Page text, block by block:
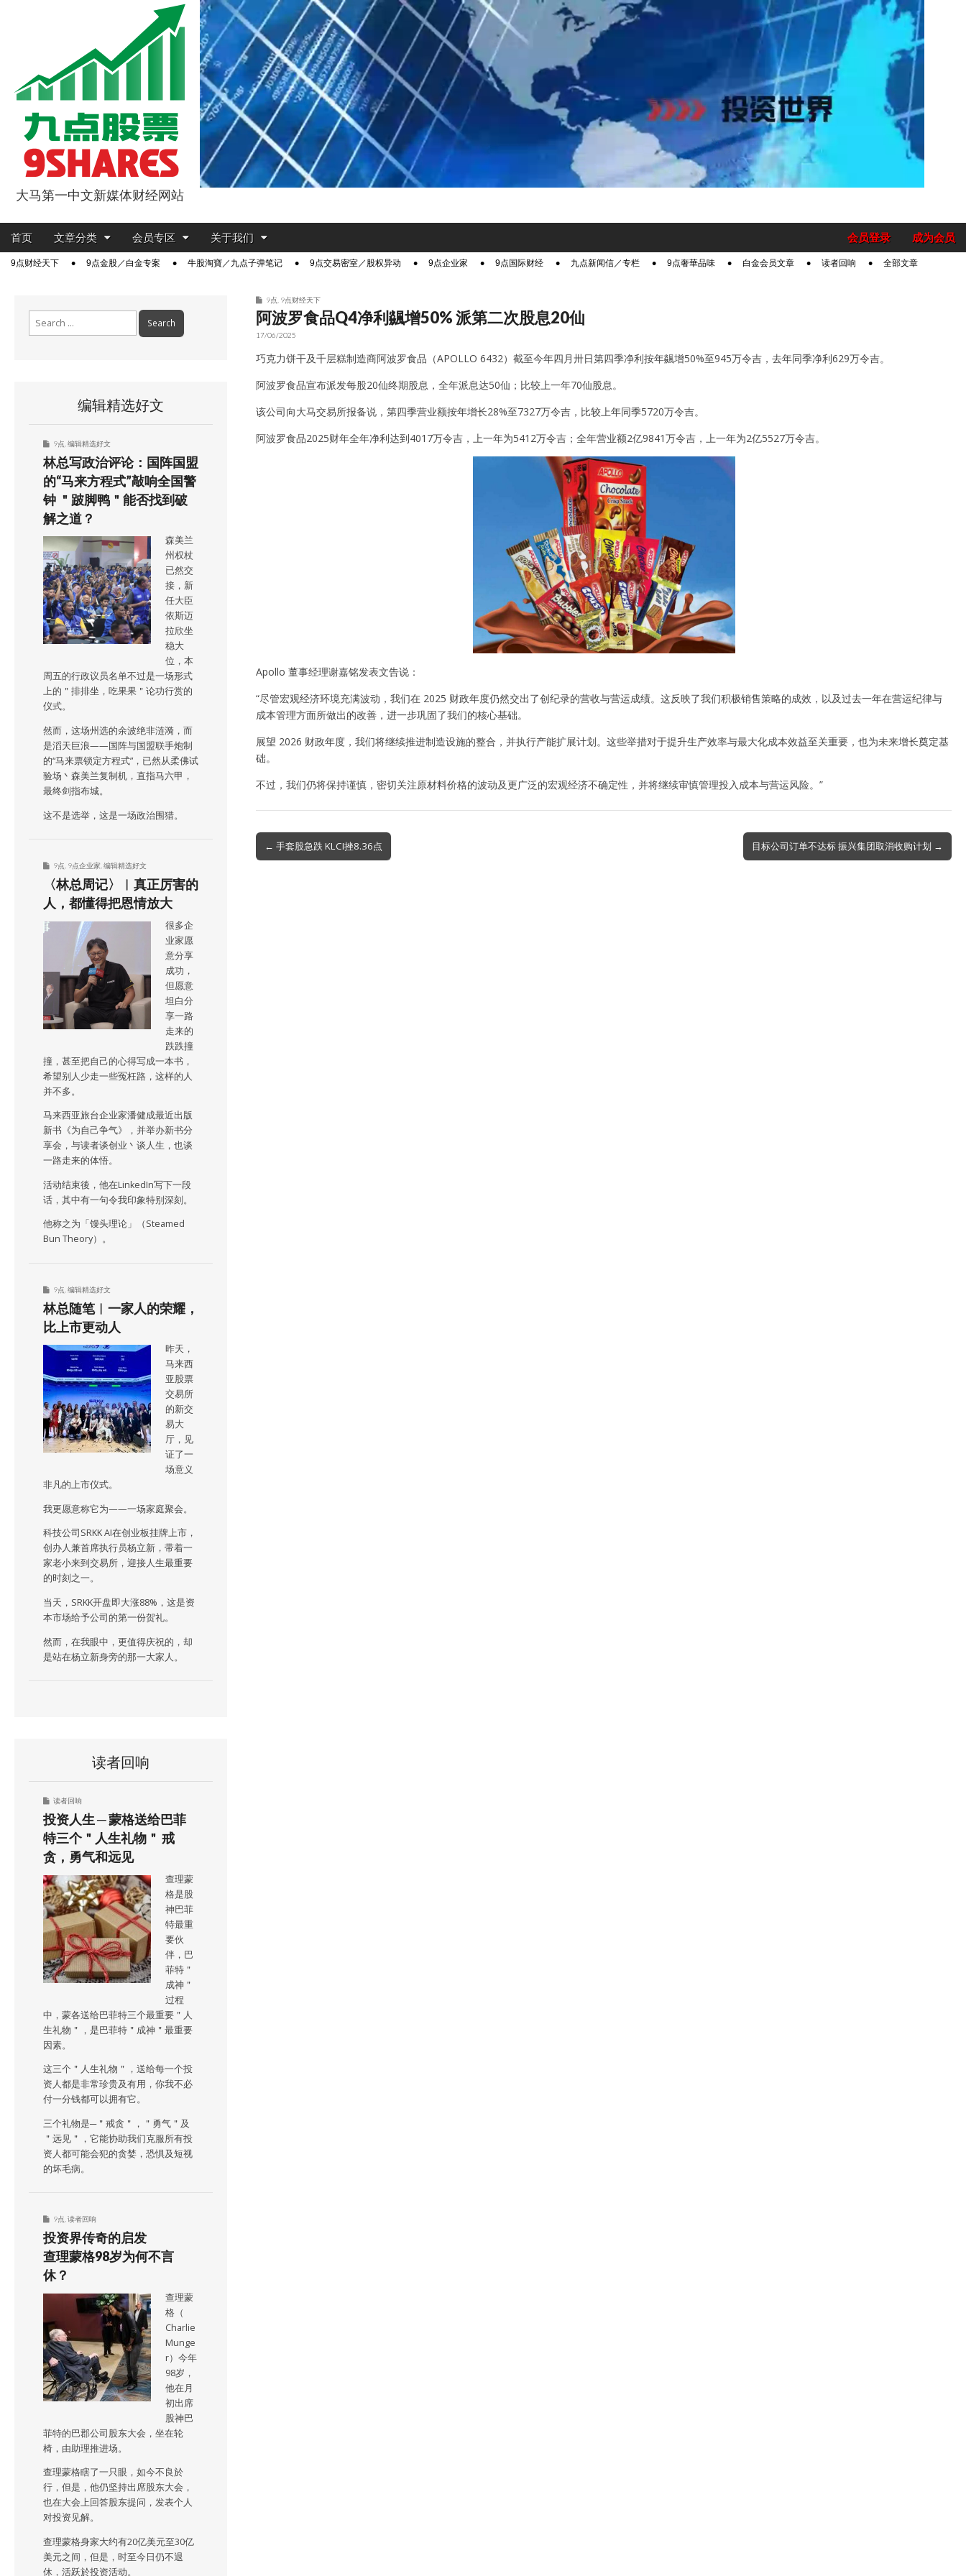
9点股票
大马第一中文新媒体财经网站
Main
Skip
content
首页 文章分类 会员专区 关于我们 成为会员
会员登录
Sub9点财经天下 9点金股／白金专案 牛股淘寶／九点子弹笔记 9点交易密室／股权异动 9点企业家 9点国际财经 九点新闻信／专栏 9点奢華品味 白金会员文章 读者回响 全部文章
9点 9点财经天下
阿波罗食品Q4净利飊增50% 派第二次股息20仙
17/06/2025
巧克力饼干及千层糕制造商阿波罗食品（APOLLO 6432）截至今年四月卅日第四季净利按年飊增50%至945万令吉，去年同季净利629万令吉。
阿波罗食品宣布派发每股20仙终期股息，全年派息达50仙；比较上一年70仙股息。
该公司向大马交易所报备说，第四季营业额按年增长28%至7327万令吉，比较上年同季5720万令吉。
阿波罗食品2025财年全年净利达到4017万令吉，上一年为5412万令吉；全年营业额2亿9841万令吉，上一年为2亿5527万令吉。
Apollo 董事经理谢嘉铭发表文告说：
“尽管宏观经济环境充满波动，我们在 2025 财政年度仍然交出了创纪录的营收与营运成绩。这反映了我们积极销售策略的成效，以及过去一年在营运纪律与
成本管理方面所做出的改善，进一步巩固了我们的核心基础。
展望 2026 财政年度，我们将继续推进制造设施的整合，并执行产能扩展计划。这些举措对于提升生产效率与最大化成本效益至关重要，也为未来增长奠定基
础。
不过，我们仍将保持谨慎，密切关注原材料价格的波动及更广泛的宏观经济不确定性，并将继续审慎管理投入成本与营运风险。”
Post
navigation
← 手套股急跌 KLCI挫8.36点 目标公司订单不达标 振兴集团取消收购计划 →
编辑精选好文
9点 编辑精选好文
林总写政治评论：国阵国盟
的“马来方程式”敲响全国警
钟 ＂跛脚鸭＂能否找到破
解之道？
森美兰
州权杖
已然交
接，新
任大臣
依斯迈
拉欣坐
稳大
位，本
周五的行政议员名单不过是一场形式
上的＂排排坐，吃果果＂论功行赏的
仪式。
然而，这场州选的余波绝非涟漪，而
是滔天巨浪——国阵与国盟联手炮制
的“马来票锁定方程式”，已然从柔佛试
验场丶森美兰复制机，直指马六甲，
最终剑指布城。
这不是选举，这是一场政治围猎。
9点 9点企业家 编辑精选好文
〈林总周记〉︱真正厉害的
人，都懂得把恩情放大
很多企
业家愿
意分享
成功，
但愿意
坦白分
享一路
走来的
跌跌撞
撞，甚至把自己的心得写成一本书，
希望别人少走一些冤枉路，这样的人
并不多。
马来西亚旅台企业家潘健成最近出版
新书《为自己争气》，并举办新书分
享会，与读者谈创业丶谈人生，也谈
一路走来的体悟。
活动结束後，他在LinkedIn写下一段
话，其中有一句令我印象特别深刻。
他称之为「馒头理论」（Steamed
Bun Theory）。
9点 编辑精选好文
林总随笔︱一家人的荣耀，
比上市更动人
昨天，
马来西
亚股票
交易所
的新交
易大
厅，见
证了一
场意义
非凡的上市仪式。
我更愿意称它为——一场家庭聚会。
科技公司SRKK AI在创业板挂牌上市，
创办人兼首席执行员杨立新，带着一
家老小来到交易所，迎接人生最重要
的时刻之一。
当天，SRKK开盘即大涨88%，这是资
本市场给予公司的第一份贺礼。
然而，在我眼中，更值得庆祝的，却
是站在杨立新身旁的那一大家人。
读者回响
读者回响
投资人生 ─ 蒙格送给巴菲
特三个＂人生礼物＂ 戒
贪，勇气和远见
查理蒙
格是股
神巴菲
特最重
要伙
伴，巴
菲特＂
成神＂
过程
中，蒙各送给巴菲特三个最重要＂人
生礼物＂，是巴菲特＂成神＂最重要
因素。
这三个＂人生礼物＂，送给每一个投
资人都是非常珍贵及有用，你我不必
付一分钱都可以拥有它。
三个礼物是─＂戒贪＂，＂勇气＂及
＂远见＂，它能协助我们克服所有投
资人都可能会犯的贪婪，恐惧及短视
的坏毛病。
9点 读者回响
投资界传奇的启发
查理蒙格98岁为何不言
休？
查理蒙
格（
Charlie
Munge
r）今年
98岁，
他在月
初出席
股神巴
菲特的巴郡公司股东大会，坐在轮
椅，由助理推进场。
查理蒙格瞎了一只眼，如今不良於
行，但是，他仍坚持出席股东大会，
也在大会上回答股东提问，发表个人
对投资见解。
查理蒙格身家大约有20亿美元至30亿
美元之间，但是，时至今日仍不退
休，活跃於投资活动。